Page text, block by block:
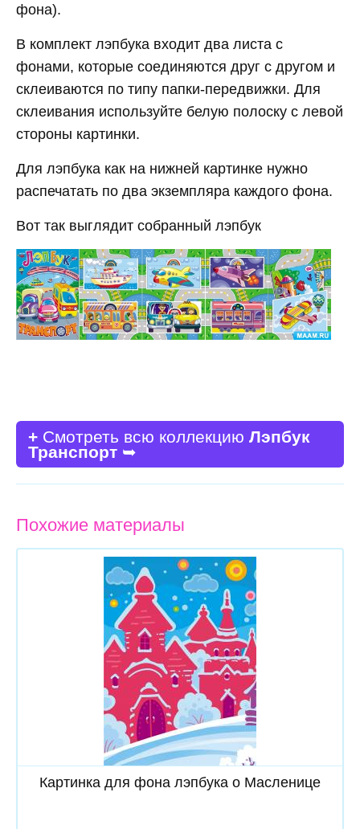
фона).
В комплект лэпбука входит два листа с
фонами, которые соединяются друг с другом и
склеиваются по типу папки-передвижки. Для
склеивания используйте белую полоску с левой
стороны картинки.
Для лэпбука как на нижней картинке нужно
распечатать по два экземпляра каждого фона.
Вот так выглядит собранный лэпбук
+ Смотреть всю коллекцию Лэпбук
Транспорт ➥
Похожие материалы
Скачать
Картинка для фона лэпбука о Масленице